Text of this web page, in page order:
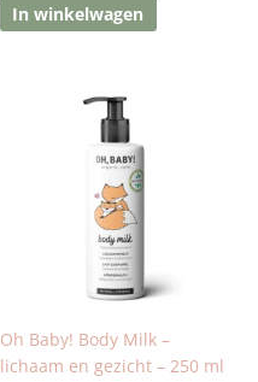
In winkelwagen
Oh Baby! Body Milk –
lichaam en gezicht – 250 ml